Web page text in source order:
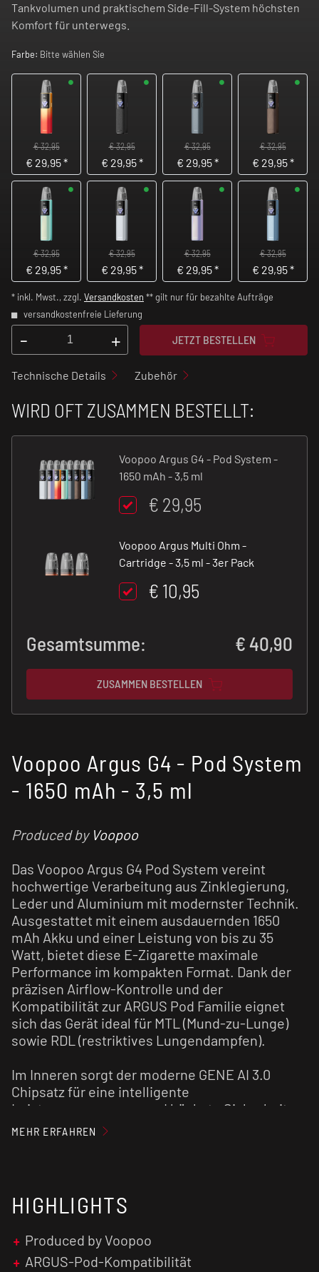
Tankvolumen und praktischem Side-Fill-System höchsten
Komfort für unterwegs.
Farbe: Bitte wählen Sie
€ 32,95
€ 29,95*
€ 32,95
€ 29,95*
€ 32,95
€ 29,95*
€ 32,95
€ 29,95*
€ 32,95
€ 29,95*
€ 32,95
€ 29,95*
€ 32,95
€ 29,95*
€ 32,95
€ 29,95*
* inkl. Mwst., zzgl. Versandkosten ** gilt nur für bezahlte Aufträge
versandkostenfreie Lieferung
- + JETZT BESTELLEN
Technische Details Zubehör
WIRD OFT ZUSAMMEN BESTELLT:
Voopoo Argus G4 - Pod System -
1650 mAh - 3,5 ml
€ 29,95
Voopoo Argus Multi Ohm -
Cartridge - 3,5 ml - 3er Pack
€ 10,95
Gesamtsumme: €40,90
ZUSAMMEN BESTELLEN
Voopoo Argus G4 - Pod System
- 1650 mAh - 3,5 ml
Produced by Voopoo
Das Voopoo Argus G4 Pod System vereint
hochwertige Verarbeitung aus Zinklegierung,
Leder und Aluminium mit modernster Technik.
Ausgestattet mit einem ausdauernden 1650
mAh Akku und einer Leistung von bis zu 35
Watt, bietet diese E-Zigarette maximale
Performance im kompakten Format. Dank der
präzisen Airflow-Kontrolle und der
Kompatibilität zur ARGUS Pod Familie eignet
sich das Gerät ideal für MTL (Mund-zu-Lunge)
sowie RDL (restriktives Lungendampfen).
Im Inneren sorgt der moderne GENE AI 3.0
Chipsatz für eine intelligente
Leistungsanpassung und höchste Sicherheit.
Das brillante 0,85 Zoll TFT-Farbdisplay liefert
Geladen wird der High-Density-Akku schnell
und zeitgemäß via USB-C mit 2 Ampere
Die im Set enthaltene Voopoo Argus Multi Ohm
MEHR ERFAHREN
HIGHLIGHTS
Produced by Voopoo
ARGUS-Pod-Kompatibilität